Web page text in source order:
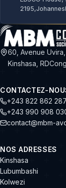
60, Avenue
Kinshasa,
CONTACTEZ-
+243 822 862 287
+243 990 908
contact@mbm-
NOS ADRESSES
Kinshasa
Lubumbashi
Kolwezi